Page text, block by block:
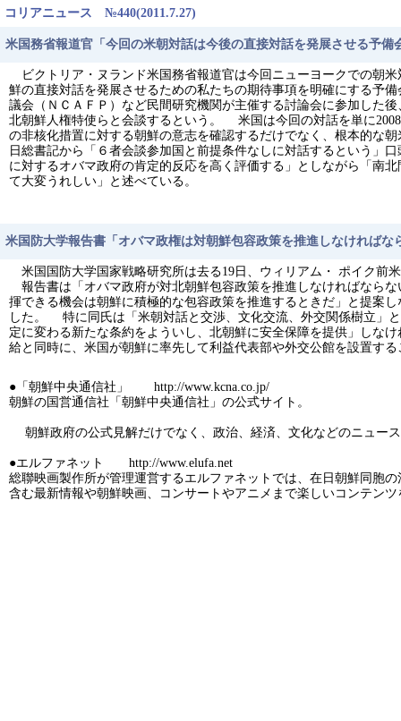
コリアニュース №440(2011.7.27)
米国務省報道官「今回の米朝対話は今後の直接対話を発展させる予備
ビクトリア・ヌランド米国務省報道官は今回ニューヨークでの朝
鮮の直接対話を発展させるための私たちの期待事項を明確にする
議会（ＮＣＡＦＰ）など民間研究機関が主催する討論会に参加した
北朝鮮人権特使らと会談するという。 米国は今回の対話を単に
の非核化措置に対する朝鮮の意志を確認するだけでなく、根本的
日総書記から「６者会談参加国と前提条件なしに対話するという」
に対するオバマ政府の肯定的反応を高く評価する」としながら「南
て大変うれしい」と述べている。
米国防大学報告書「オバマ政権は対朝鮮包容政策を推進しなければな
米国国防大学国家戦略研究所は去る19日、ウィリアム・ ポイク前
報告書は「オバマ政府が対北朝鮮包容政策を推進しなければなら
揮できる機会は朝鮮に積極的な包容政策を推進するときだ」と提案
した。 特に同氏は「米朝対話と交渉、文化交流、外交関係樹立」
定に変わる新たな条約をよういし、北朝鮮に安全保障を提供」し
給と同時に、米国が朝鮮に率先して利益代表部や外交公館を設置す
●「朝鮮中央通信社」 http://www.kcna.co.jp/
朝鮮の国営通信社「朝鮮中央通信社」の公式サイト。
朝鮮政府の公式見解だけでなく、政治、経済、文化などのニュー
●エルファネット http://www.elufa.net
総聯映画製作所が管理運営するエルファネットでは、在日朝鮮同胞
含む最新情報や朝鮮映画、コンサートやアニメまで楽しいコンテン